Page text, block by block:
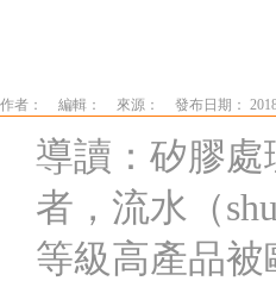
作者： 編輯： 來源： 發布日期：
導讀：矽膠處
者，流水（
等級高產品被